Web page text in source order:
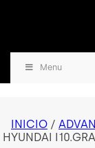
Menu
INICIO /
HYUNDAI